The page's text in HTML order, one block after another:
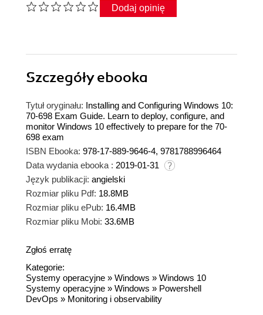
Dodaj opinię
Szczegółyebooka
Tytuł oryginału: Installing and Configuring Windows 10:
70-698 Exam Guide. Learn to deploy, configure, and
monitor Windows 10 effectively to prepare for the 70-
698 exam
ISBN Ebooka: 978-17-889-9646-4, 9781788996464
Data wydania ebooka : 2019-01-31
Język publikacji: angielski
Rozmiar pliku Pdf: 18.8MB
Rozmiar pliku ePub: 16.4MB
Rozmiar pliku Mobi: 33.6MB
Zgłoś erratę
Kategorie:
Systemy operacyjne » Windows » Windows 10
Systemy operacyjne » Windows » Powershell
DevOps » Monitoring i observability